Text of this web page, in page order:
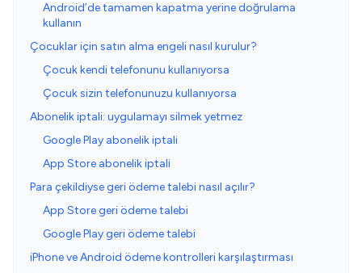
Android’de tamamen kapatma yerine doğrulama
kullanın
Çocuklar için satın alma engeli nasıl kurulur?
Çocuk kendi telefonunu kullanıyorsa
Çocuk sizin telefonunuzu kullanıyorsa
Abonelik iptali: uygulamayı silmek yetmez
Google Play abonelik iptali
App Store abonelik iptali
Para çekildiyse geri ödeme talebi nasıl açılır?
App Store geri ödeme talebi
Google Play geri ödeme talebi
iPhone ve Android ödeme kontrolleri karşılaştırması